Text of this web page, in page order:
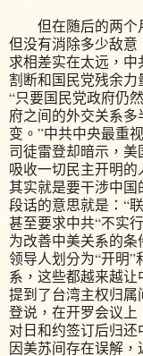
但在随后的两个
但没有消除多少敌
求相差实在太远，中
割断和国民党残余力
“只要国民党政府仍
府之间的外交关系
变。”中共中央最重
司徒雷登却暗示，
吸收一切民主开明的
其实就是要干涉中
段话的意思就是：“
甚至要求中共“不实
为改善中美关系的
领导人划分为“开明”
系，这些都越来越
提到了台湾主权归属
登说，在开罗会议
对日和约签订后归
因美苏间存在误解